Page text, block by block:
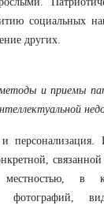
социальных
других.
и приемы
и
в
фотографий,